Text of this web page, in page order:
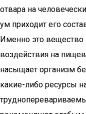
отвара на
ум приходит его
Именно это вещество
воздействия на
насыщает организм
какие-либо ресурсы